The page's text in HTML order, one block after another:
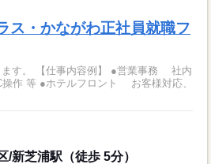
ス・かながわ正社員就職フ
事務 社内
操作 等 ●ホテルフロント お客様対応、
/新芝浦駅（徒歩 5分）